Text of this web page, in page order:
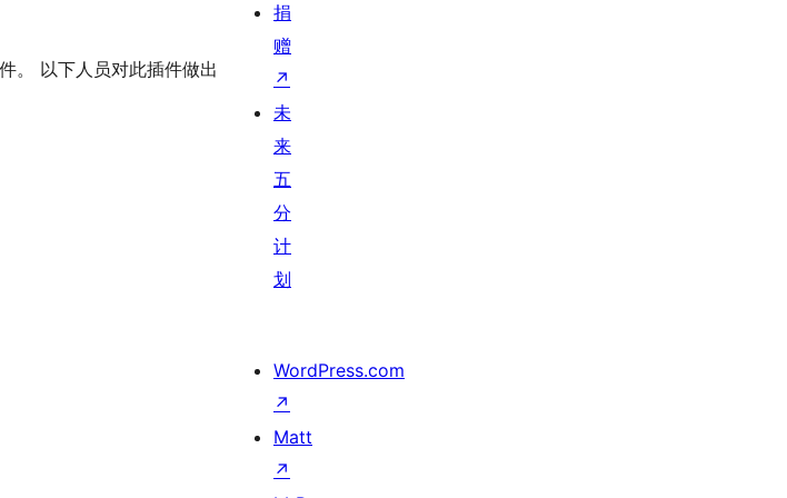
。 以下人员对此插件做出
捐
赠
↗
未
来
五
分
计
划
WordPress.com
↗
Matt
↗